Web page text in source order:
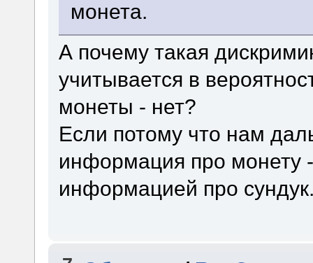
монета.
А почему такая
учитывается в
монеты - нет?
Если потому что нам
информация про монету
информацией про